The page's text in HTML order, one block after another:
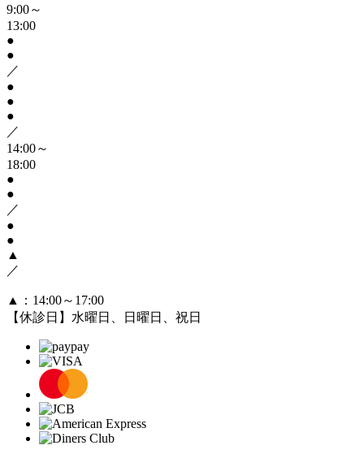
9:00～
13:00
●
●
／
●
●
●
／
14:00～
18:00
●
●
／
●
●
▲
／
▲
：14:00～17:00
【休診日】水曜日、日曜日、祝日